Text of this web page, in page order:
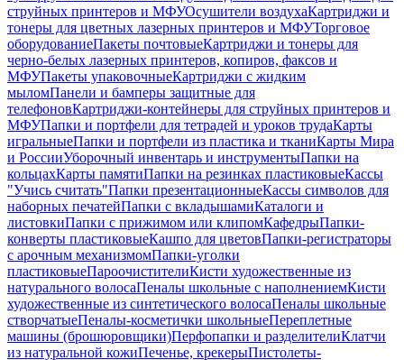
струйных принтеров и МФУОсушители воздухаКартриджи и
тонеры для цветных лазерных принтеров и МФУТорговое
оборудованиеПакеты почтовыеКартриджи и тонеры для
черно-белых лазерных принтеров, копиров, факсов и
МФУПакеты упаковочныеКартриджи с жидким
мыломПанели и бамперы защитные для
телефоновКартриджи-контейнеры для струйных принтеров и
МФУПапки и портфели для тетрадей и уроков трудаКарты
игральныеПапки и портфели из пластика и тканиКарты Мира
и РоссииУборочный инвентарь и инструментыПапки на
кольцахКарты памятиПапки на резинках пластиковыеКассы
"Учись считать"Папки презентационныеКассы символов для
наборных печатейПапки с вкладышамиКаталоги и
листовкиПапки с прижимом или клипомКафедрыПапки-
конверты пластиковыеКашпо для цветовПапки-регистраторы
с арочным механизмомПапки-уголки
пластиковыеПароочистителиКисти художественные из
натурального волосаПеналы школьные с наполнениемКисти
художественные из синтетического волосаПеналы школьные
створчатыеПеналы-косметички школьныеПереплетные
машины (брошюровщики)Перфопапки и разделителиКлатчи
из натуральной кожиПеченье, крекерыПистолеты-